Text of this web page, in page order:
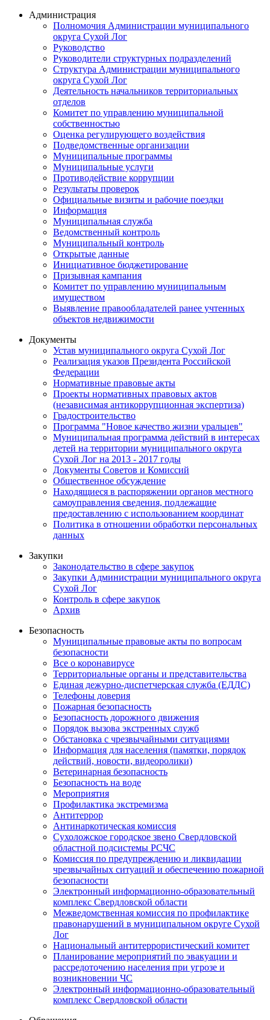
Администрация
Полномочия Администрации муниципального
округа Сухой Лог
Руководство
Руководители структурных подразделений
Структура Администрации муниципального
округа Сухой Лог
Деятельность начальников территориальных
отделов
Комитет по управлению муниципальной
собственностью
Оценка регулирующего воздействия
Подведомственные организации
Муниципальные программы
Муниципальные услуги
Противодействие коррупции
Результаты проверок
Официальные визиты и рабочие поездки
Информация
Муниципальная служба
Ведомственный контроль
Муниципальный контроль
Открытые данные
Инициативное бюджетирование
Призывная кампания
Комитет по управлению муниципальным
имуществом
Выявление правообладателей ранее учтенных
объектов недвижимости
Документы
Устав муниципального округа Сухой Лог
Реализация указов Президента Российской
Федерации
Нормативные правовые акты
Проекты нормативных правовых актов
(независимая антикоррупционная экспертиза)
Градостроительство
Программа "Новое качество жизни уральцев"
Муниципальная программа действий в интересах
детей на территории муниципального округа
Сухой Лог на 2013 - 2017 годы
Документы Советов и Комиссий
Общественное обсуждение
Находящиеся в распоряжении органов местного
самоуправления сведения, подлежащие
предоставлению с использованием координат
Политика в отношении обработки персональных
данных
Закупки
Законодательство в сфере закупок
Закупки Администрации муниципального округа
Сухой Лог
Контроль в сфере закупок
Архив
Безопасность
Муниципальные правовые акты по вопросам
безопасности
Все о коронавирусе
Территориальные органы и представительства
Единая дежурно-диспетчерская служба (ЕДДС)
Телефоны доверия
Пожарная безопасность
Безопасность дорожного движения
Порядок вызова экстренных служб
Обстановка с чрезвычайными ситуациями
Информация для населения (памятки, порядок
действий, новости, видеоролики)
Ветеринарная безопасность
Безопасность на воде
Мероприятия
Профилактика экстремизма
Антитеррор
Антинаркотическая комиссия
Сухоложское городское звено Свердловской
областной подсистемы РСЧС
Комиссия по предупреждению и ликвидации
чрезвычайных ситуаций и обеспечению пожарной
безопасности
Электронный информационно-образовательный
комплекс Cвердловской области
Межведомственная комиссия по профилактике
правонарушений в муниципальном округе Сухой
Лог
Национальный антитеррористический комитет
Планирование мероприятий по эвакуации и
рассредоточению населения при угрозе и
возникновении ЧС
Электронный информационно-образовательный
комплекс Свердловской области